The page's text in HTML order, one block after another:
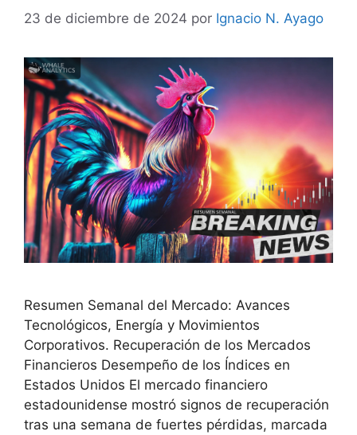
23 de diciembre de 2024 por Ignacio N. Ayago
Resumen Semanal del Mercado: Avances
Tecnológicos, Energía y Movimientos
Corporativos. Recuperación de los Mercados
Financieros Desempeño de los Índices en
Estados Unidos El mercado financiero
estadounidense mostró signos de recuperación
tras una semana de fuertes pérdidas, marcada